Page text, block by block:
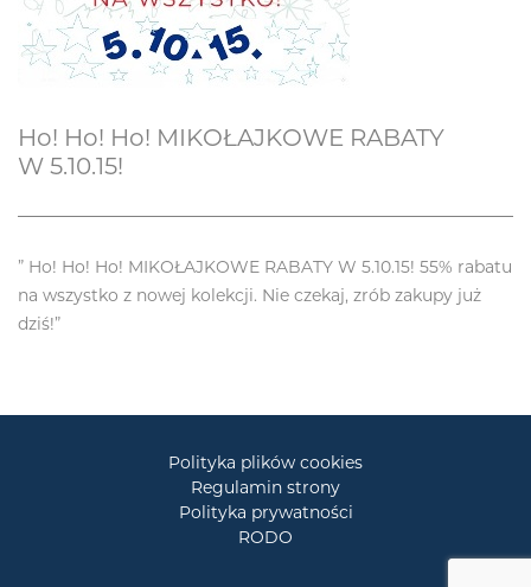
Ho! Ho! Ho! MIKOŁAJKOWE RABATY
W 5.10.15!
” Ho! Ho! Ho! MIKOŁAJKOWE RABATY W 5.10.15! 55% rabatu
na wszystko z nowej kolekcji. Nie czekaj, zrób zakupy już
dziś!”
Polityka plików cookies
Regulamin strony
Polityka prywatności
RODO